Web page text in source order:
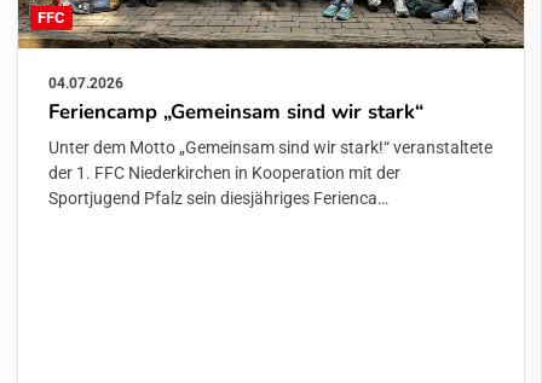
FFC
04.07.2026
Feriencamp „Gemeinsam sind wir stark“
Unter dem Motto „Gemeinsam sind wir stark!“ veranstaltete
der 1. FFC Niederkirchen in Kooperation mit der
Sportjugend Pfalz sein diesjähriges Ferienca…